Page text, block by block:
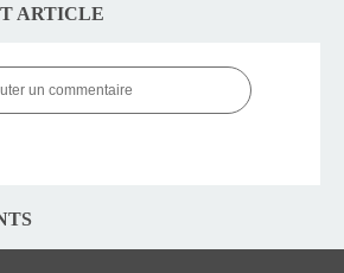
ARTICLE
un commentaire